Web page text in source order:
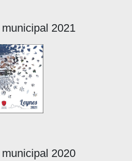
2021
2020